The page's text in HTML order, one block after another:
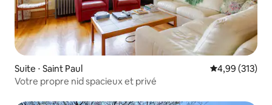
Suite ⋅ Saint Paul Évaluation
4,99 (313)
Votre propre nid spacieux et privé